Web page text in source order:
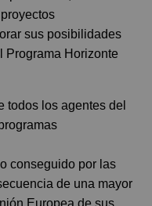
sus posibilidades
Programa Horizonte
todos los agentes del
conseguido por las
de una mayor